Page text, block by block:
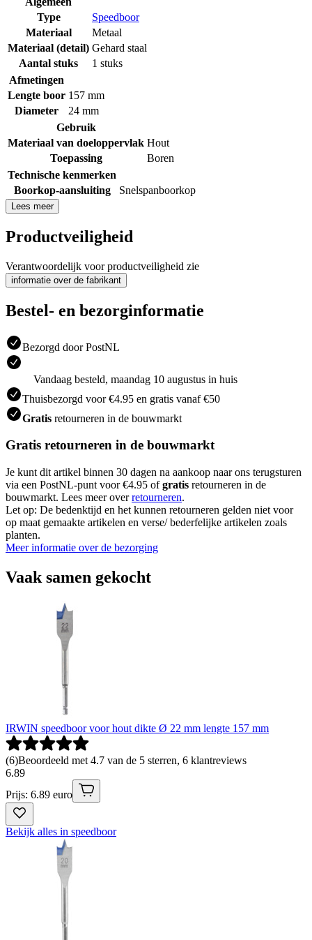
Type
Speedboor
Materiaal
Metaal
Materiaal (detail) Gehard staal
Aantal stuks
1 stuks
Afmetingen
Lengte boor 157 mm
Diameter
24 mm
Gebruik
Materiaal van doeloppervlak Hout
Toepassing
Boren
Technische kenmerken
Boorkop-aansluiting
Snelspanboorkop
Lees meer
Productveiligheid
Verantwoordelijk voor productveiligheid zie
informatie over de fabrikant
Bestel- en bezorginformatie
Bezorgd door PostNL
Vandaag besteld, maandag 10 augustus in huis
Thuisbezorgd voor €4.95 en gratis vanaf €50
Gratis retourneren in de bouwmarkt
Gratis retourneren in de bouwmarkt
Je kunt dit artikel binnen 30 dagen na aankoop naar ons terugsturen
via een PostNL-punt voor €4.95 ofgratis retourneren in de
bouwmarkt. Lees meer overretourneren.
Let op: De bedenktijd en het kunnen retourneren gelden niet voor
op maat gemaakte artikelen en verse/ bederfelijke artikelen zoals
planten.
Meer informatie over de bezorging
Vaak samen gekocht
IRWIN speedboor voor hout dikte Ø 22 mm lengte 157 mm
(6)Beoordeeld met 4.7 van de 5 sterren, 6 klantreviews
6.89
Prijs: 6.89 euro
Bekijk alles in speedboor